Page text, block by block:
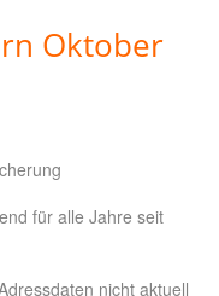
Oktober
für alle Jahre seit
nicht aktuell